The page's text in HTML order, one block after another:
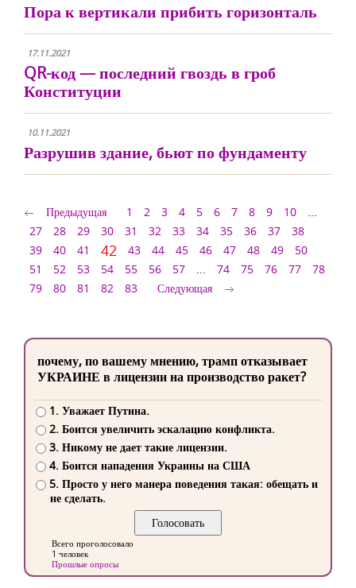
Пора к вертикали прибить горизонталь
17.11.2021
QR-код — последний гвоздь в гроб
Конституции
10.11.2021
Разрушив здание, бьют по фундаменту
Предыдущая 1 2 3 4 5 6 7 8 9 10
...
27
28 29 30 31 32 33 34 35 36 37
38
39
40 41 42 43 44 45 46 47 48 49
50
51
52 53 54 55 56 57 ... 74 75 76 77
78
79
80 81 82 83 Следующая
почему, по вашему мнению, трамп отказывает
УКРАИНЕ в лицензии на производство ракет?
1. Уважает Путина.
2. Боится увеличить эскалацию конфликта.
3. Никому не дает такие лицензии.
4. Боится нападения Украины на США
5. Просто у него манера поведения такая: обещать и
не сделать.
Всего проголосовало
1 человек
Прошлые опросы